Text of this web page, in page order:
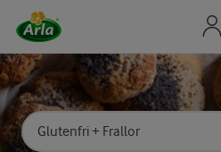
Sök på kategori eller ingrediens